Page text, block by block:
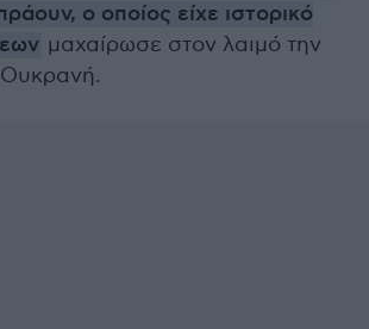
ο οποίος είχε ιστορικό
μαχαίρωσε στον λαιμό την